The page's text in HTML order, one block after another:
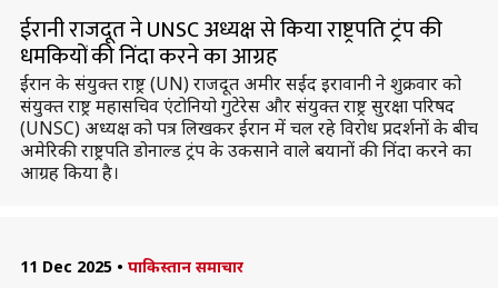
ईरानी राजदूत ने UNSC अध्यक्ष से किया राष्ट्रपति ट्रंप की
धमकियों की निंदा करने का आग्रह
ईरान के संयुक्त राष्ट्र (UN) राजदूत अमीर सईद इरावानी ने शुक्रवार को
संयुक्त राष्ट्र महासचिव एंटोनियो गुटेरेस और संयुक्त राष्ट्र सुरक्षा परिषद
(UNSC) अध्यक्ष को पत्र लिखकर ईरान में चल रहे विरोध प्रदर्शनों के बीच
अमेरिकी राष्ट्रपति डोनाल्ड ट्रंप के उकसाने वाले बयानों की निंदा करने का
आग्रह किया है।
11 Dec 2025 • पाकिस्तान समाचार